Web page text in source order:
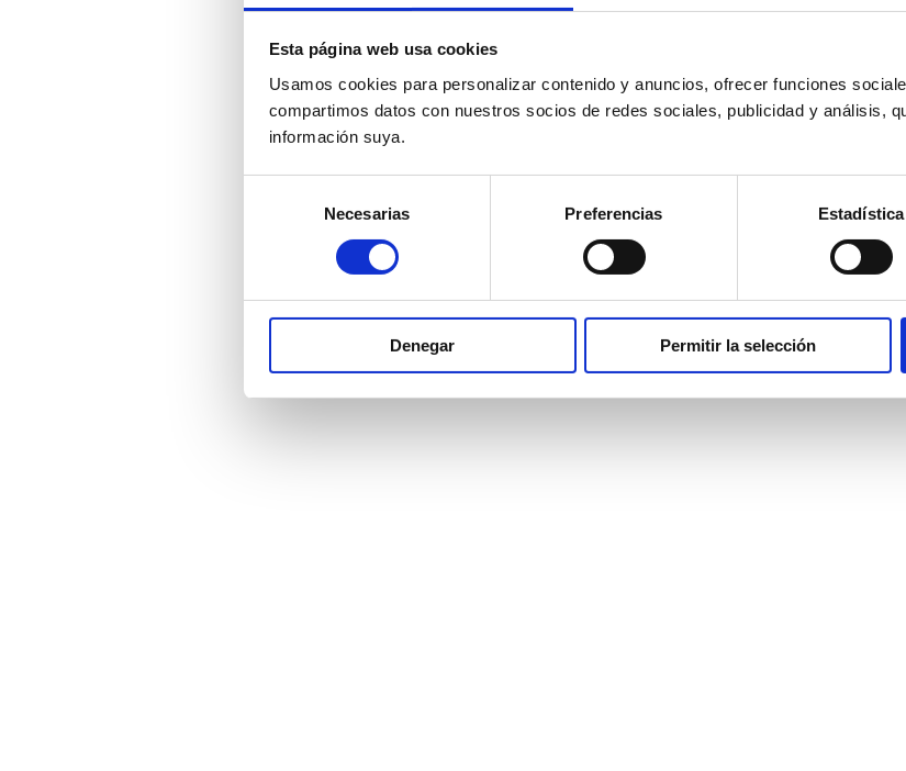
Esta página web usa cookies
Usamos cookies para personalizar contenido y anuncios, ofrecer funciones
compartimos datos con nuestros socios de redes sociales, publicidad y análisis,
información suya.
consentimiento
Necesarias Preferencias Estadística
Denegar Permitir la selección